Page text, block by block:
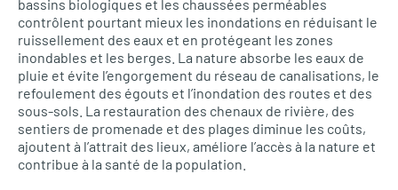
bassins biologiques et les chaussées perméables
contrôlent pourtant mieux les inondations en réduisant le
ruissellement des eaux et en protégeant les zones
inondables et les berges. La nature absorbe les eaux de
pluie et évite l’engorgement du réseau de canalisations, le
refoulement des égouts et l’inondation des routes et des
sous-sols. La restauration des chenaux de rivière, des
sentiers de promenade et des plages diminue les coûts,
ajoutent à l’attrait des lieux, améliore l’accès à la nature et
contribue à la santé de la population.